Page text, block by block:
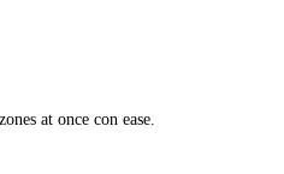
at once con ease.